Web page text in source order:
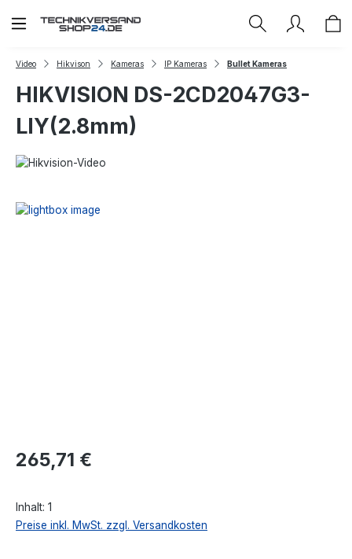
Zum Hauptinhalt springen
Video Hikvison Kameras IP Kameras Bullet Kameras
HIKVISION DS-2CD2047G3-
LIY(2.8mm)
Regulärer Preis:
265,71 €
Inhalt: 1
Preise inkl. MwSt. zzgl. Versandkosten